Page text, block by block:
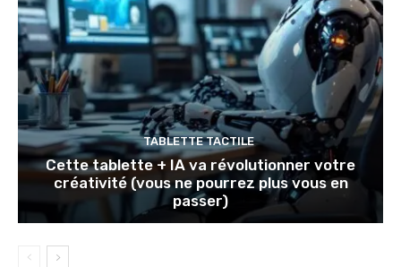
TABLETTE TACTILE
Cette tablette + IA va révolutionner votre
créativité (vous ne pourrez plus vous en
passer)